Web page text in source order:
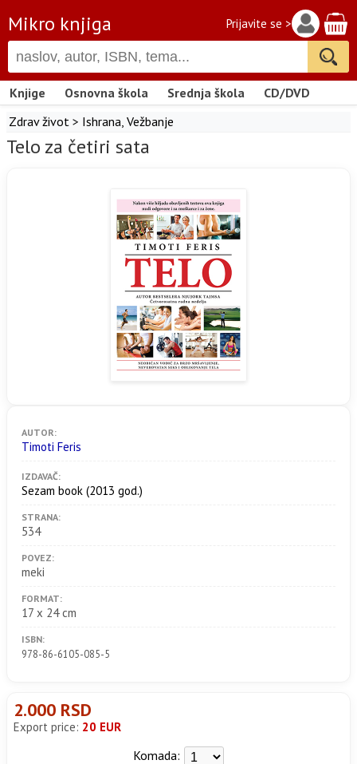
Mikro knjiga Prijavite se >
Knjige Osnovna škola Srednja škola
CD/DVD
Zdrav život > Ishrana, Vežbanje
Telo za četiri sata
AUTOR:
Timoti Feris
IZDAVAČ:
Sezam book (2013 god.)
STRANA:
534
POVEZ:
meki
FORMAT:
17 x 24 cm
ISBN:
978-86-6105-085-5
2.000 RSD
Export price: 20 EUR
Komada: